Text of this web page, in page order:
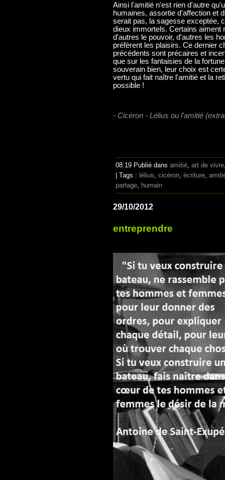
Ainsi l'amitié n'est rien d'autre
humaines, assortie d'affection et
serait pas, la sagesse exceptée,
dieux immortels. Certains aiment
d'autres le pouvoir, d'autres les
préfèrent les plaisirs. Ce dernier
précédents sont précaires et
que sur les fantaisies de la
souverain bien, leur choix est
vertu qui fait naître l'amitié et la
possible !
- Cicéron - Lélius ou l'amitié
08:19 Publié dans amitié art de vivre
| Tags : lélius cicéron écriture
partage humain
29/10/2012
entreprendre